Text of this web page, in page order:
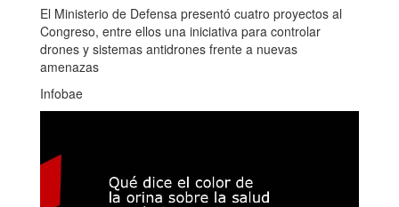
El Ministerio de Defensa presentó cuatro proyectos al
Congreso, entre ellos una iniciativa para controlar
drones y sistemas antidrones frente a nuevas
amenazas
Infobae